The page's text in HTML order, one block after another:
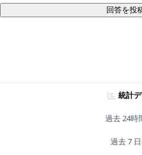
回答を投
統計
過去 24時
過去 7